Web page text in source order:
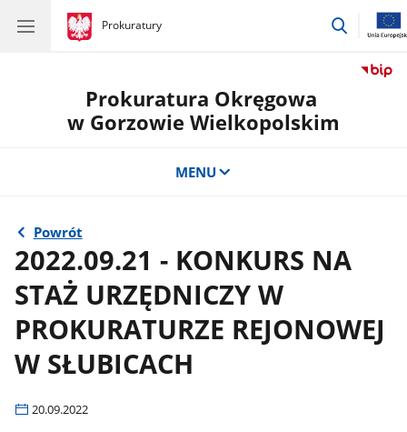
gov.pl
Prokuratury
gov.pl
Prokuratury
przejdź
Prokuratura Okręgowa
w Gorzowie Wielkopolskim
MENU
Powrót
2022.09.21 - KONKURS NA
STAŻ URZĘDNICZY W
PROKURATURZE REJONOWEJ
W SŁUBICACH
20.09.2022